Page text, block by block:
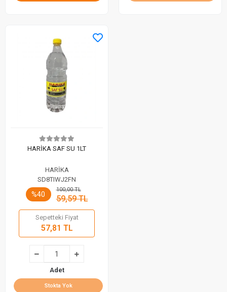
HARİKA SAF SU 1LT
HARİKA
SD8TIWJ2FN
%40
100,00 TL
59,59 TL
Sepetteki Fiyat
57,81 TL
Adet
Stokta Yok